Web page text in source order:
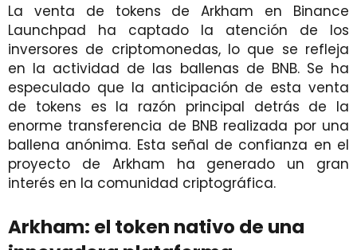
La venta de tokens de Arkham en Binance
Launchpad ha captado la atención de los
inversores de criptomonedas, lo que se refleja
en la actividad de las ballenas de BNB. Se ha
especulado que la anticipación de esta venta
de tokens es la razón principal detrás de la
enorme transferencia de BNB realizada por una
ballena anónima. Esta señal de confianza en el
proyecto de Arkham ha generado un gran
interés en la comunidad criptográfica.
Arkham: el token nativo de una